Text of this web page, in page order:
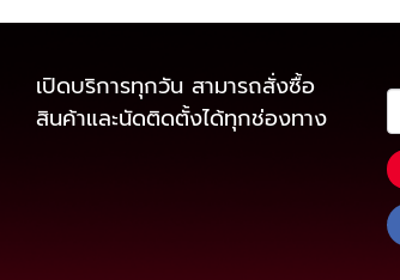
เปิดบริการทุกวัน สามารถสั่งซื้อ
สินค้าและนัดติดตั้งได้ทุกช่องทาง